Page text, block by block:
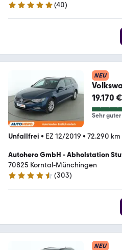
5 Sterne
(40)
NEU
19.170 €
Sehr guter
Unfallfrei • EZ 12/2019 • 72.290 km
Autohero GmbH - Abholstation
70825 Korntal-Münchingen
4.4 Sterne
(303)
NEU